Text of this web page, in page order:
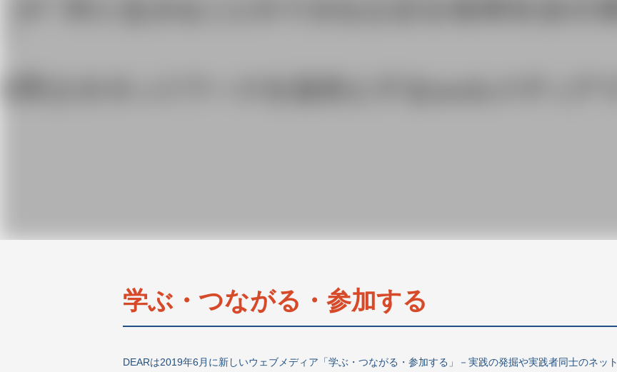
学ぶ・つながる・参加する
DEARは2019年6月に新しいウェブメディア「学ぶ・つながる・参加する」－実践の発掘や実践者同士のネット